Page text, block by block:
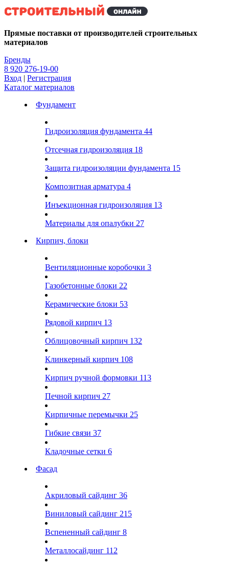
Kg
Прямые поставки от производителей строительных
материалов
Бренды
8 920 276-19-00
Вход | Регистрация
Каталог материалов
Фундамент
Гидроизоляция фундамента 44
Отсечная гидроизоляция 18
Защита гидроизоляции фундамента 15
Композитная арматура 4
Инъекционная гидроизоляция 13
Материалы для опалубки 27
Кирпич, блоки
Вентиляционные коробочки 3
Газобетонные блоки 22
Керамические блоки 53
Рядовой кирпич 13
Облицовочный кирпич 132
Клинкерный кирпич 108
Кирпич ручной формовки 113
Печной кирпич 27
Кирпичные перемычки 25
Гибкие связи 37
Кладочные сетки 6
Фасад
Акриловый сайдинг 36
Виниловый сайдинг 215
Вспененный сайдинг 8
Металлосайдинг 112